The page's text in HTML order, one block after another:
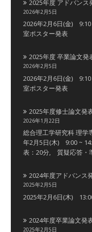
2025年度 アドバンス
2026年2月5日
2026年2月6日(金)
室ポスター発表
2025年度 卒業論文発
2026年2月5日
2026年2月6日(金)
室ポスター発表
2025年度修士論文発
2026年1月22日
総合理工学研究科 理学
年2月5日(木) 9:00 ~
表：20分, 質疑応答・
2024年度アドバンス
2025年2月5日
2025年2月6日(木)
2024年度卒業論文発
2025年2月5日